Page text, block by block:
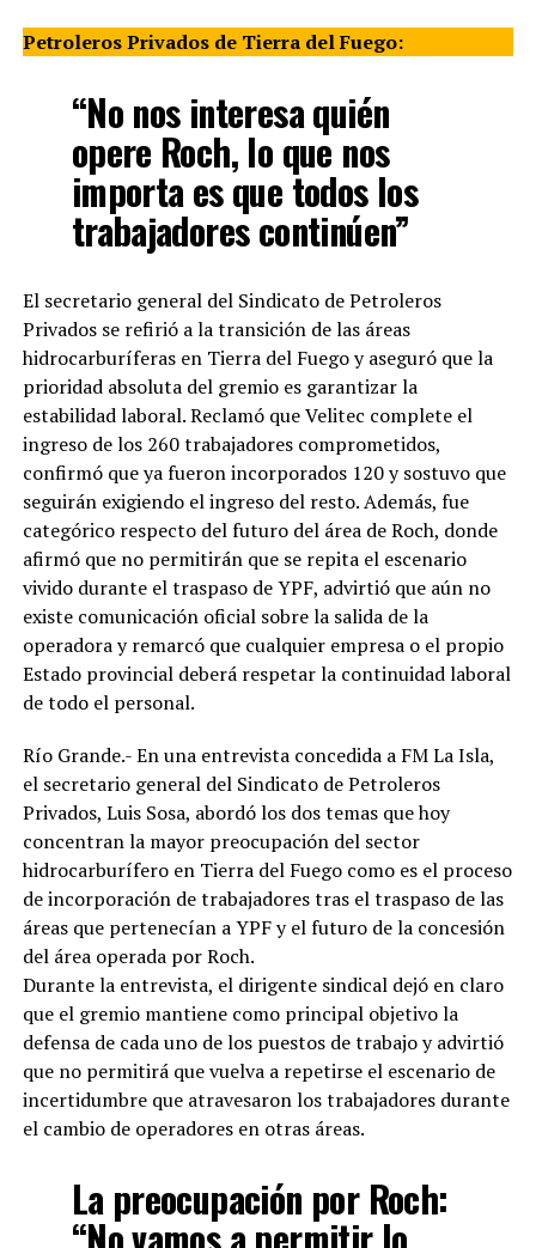
Petroleros Privados de Tierra del Fuego:
“No nos interesa quién
opere Roch, lo que nos
importa es que todos los
trabajadores continúen”
El secretario general del Sindicato de Petroleros
Privados se refirió a la transición de las áreas
hidrocarburíferas en Tierra del Fuego y aseguró que la
prioridad absoluta del gremio es garantizar la
estabilidad laboral. Reclamó que Velitec complete el
ingreso de los 260 trabajadores comprometidos,
confirmó que ya fueron incorporados 120 y sostuvo que
seguirán exigiendo el ingreso del resto. Además, fue
categórico respecto del futuro del área de Roch, donde
afirmó que no permitirán que se repita el escenario
vivido durante el traspaso de YPF, advirtió que aún no
existe comunicación oficial sobre la salida de la
operadora y remarcó que cualquier empresa o el propio
Estado provincial deberá respetar la continuidad laboral
de todo el personal.
Río Grande.- En una entrevista concedida a FM La Isla,
el secretario general del Sindicato de Petroleros
Privados, Luis Sosa, abordó los dos temas que hoy
concentran la mayor preocupación del sector
hidrocarburífero en Tierra del Fuego como es el proceso
de incorporación de trabajadores tras el traspaso de las
áreas que pertenecían a YPF y el futuro de la concesión
del área operada por Roch.
Durante la entrevista, el dirigente sindical dejó en claro
que el gremio mantiene como principal objetivo la
defensa de cada uno de los puestos de trabajo y advirtió
que no permitirá que vuelva a repetirse el escenario de
incertidumbre que atravesaron los trabajadores durante
el cambio de operadores en otras áreas.
La preocupación por Roch: